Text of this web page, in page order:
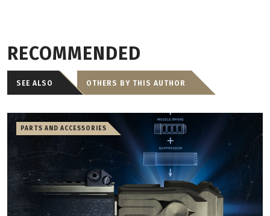
RECOMMENDED
SEE ALSO OTHERS BY THIS AUTHOR
PARTS AND ACCESSORIES